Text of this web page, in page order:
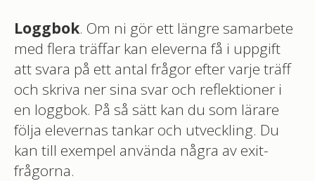
Loggbok. Om ni gör ett längre samarbete
med flera träffar kan eleverna få i uppgift
att svara på ett antal frågor efter varje träff
och skriva ner sina svar och reflektioner i
en loggbok. På så sätt kan du som lärare
följa elevernas tankar och utveckling. Du
kan till exempel använda några av exit-
frågorna.